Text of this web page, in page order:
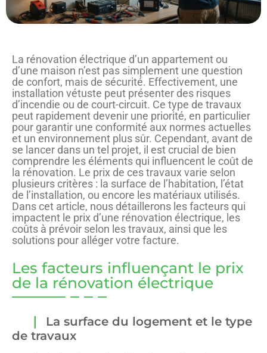
La rénovation électrique d’un appartement ou
d’une maison n’est pas simplement une question
de confort, mais de sécurité. Effectivement, une
installation vétuste peut présenter des risques
d’incendie ou de court-circuit. Ce type de travaux
peut rapidement devenir une priorité, en particulier
pour garantir une conformité aux normes actuelles
et un environnement plus sûr. Cependant, avant de
se lancer dans un tel projet, il est crucial de bien
comprendre les éléments qui influencent le coût de
la rénovation. Le prix de ces travaux varie selon
plusieurs critères : la surface de l’habitation, l’état
de l’installation, ou encore les matériaux utilisés.
Dans cet article, nous détaillerons les facteurs qui
impactent le prix d’une rénovation électrique, les
coûts à prévoir selon les travaux, ainsi que les
solutions pour alléger votre facture.
Les facteurs influençant le prix
de la rénovation électrique
La surface du logement et le type
de travaux